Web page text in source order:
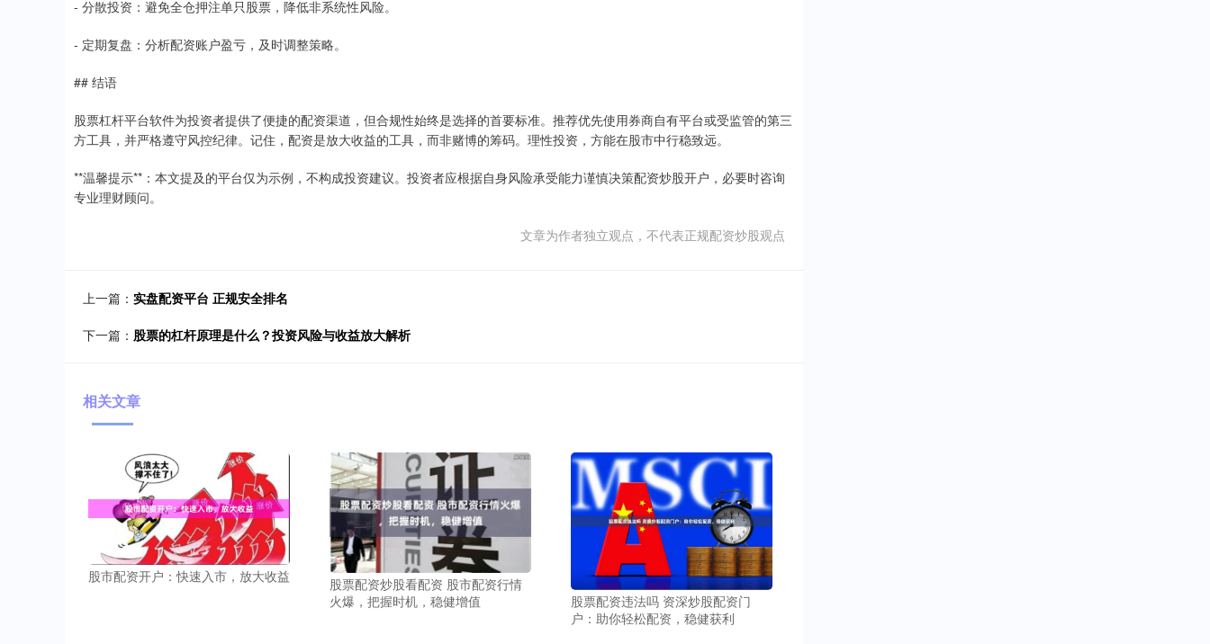
- 分散投资：避免全仓押注单只股票，降低非系统性风险。
- 定期复盘：分析配资账户盈亏，及时调整策略。
## 结语
股票杠杆平台软件为投资者提供了便捷的配资渠道，但合规性始终是选择的首要标准。推荐优先使用券商自有平台或受监管的第三
方工具，并严格遵守风控纪律。记住，配资是放大收益的工具，而非赌博的筹码。理性投资，方能在股市中行稳致远。
**温馨提示**：本文提及的平台仅为示例，不构成投资建议。投资者应根据自身风险承受能力谨慎决策配资炒股开户，必要时咨询
专业理财顾问。
文章为作者独立观点，不代表正规配资炒股观点
上一篇： 实盘配资平台 正规安全排名
下一篇： 股票的杠杆原理是什么？投资风险与收益放大解析
相关文章
股市配资开户：快速入市，放大收益
股票配资炒股看配资 股市配资行情
火爆，把握时机，稳健增值
股票配资违法吗 资深炒股配资门
户：助你轻松配资，稳健获利